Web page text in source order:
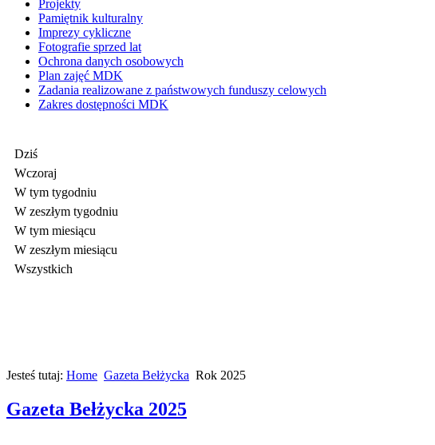
Projekty
Pamiętnik kulturalny
Imprezy cykliczne
Fotografie sprzed lat
Ochrona danych osobowych
Plan zajęć MDK
Zadania realizowane z państwowych funduszy celowych
Zakres dostępności MDK
Dziś
Wczoraj
W tym tygodniu
W zeszłym tygodniu
W tym miesiącu
W zeszłym miesiącu
Wszystkich
Jesteś tutaj: Home Gazeta Bełżycka Rok 2025
Gazeta Bełżycka 2025